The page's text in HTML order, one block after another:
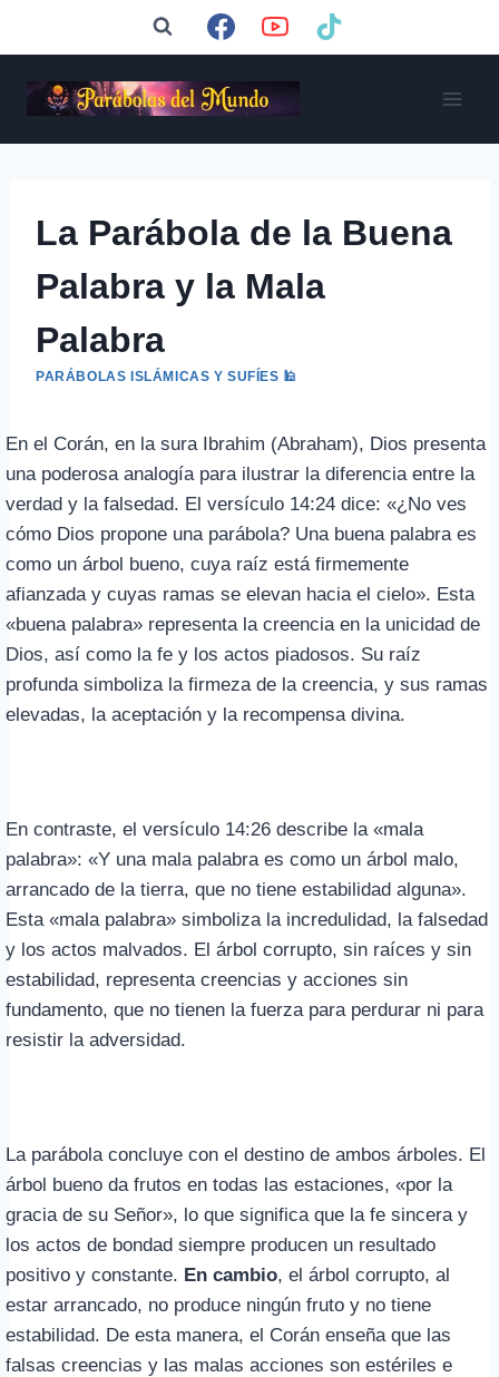
La Parábola de la Buena
Palabra y la Mala
Palabra
PARÁBOLAS ISLÁMICAS Y SUFÍES 🕌
En el Corán, en la sura Ibrahim (Abraham), Dios presenta
una poderosa analogía para ilustrar la diferencia entre la
verdad y la falsedad. El versículo 14:24 dice: «¿No ves
cómo Dios propone una parábola? Una buena palabra es
como un árbol bueno, cuya raíz está firmemente
afianzada y cuyas ramas se elevan hacia el cielo». Esta
«buena palabra» representa la creencia en la unicidad de
Dios, así como la fe y los actos piadosos. Su raíz
profunda simboliza la firmeza de la creencia, y sus ramas
elevadas, la aceptación y la recompensa divina.
En contraste, el versículo 14:26 describe la «mala
palabra»: «Y una mala palabra es como un árbol malo,
arrancado de la tierra, que no tiene estabilidad alguna».
Esta «mala palabra» simboliza la incredulidad, la falsedad
y los actos malvados. El árbol corrupto, sin raíces y sin
estabilidad, representa creencias y acciones sin
fundamento, que no tienen la fuerza para perdurar ni para
resistir la adversidad.
La parábola concluye con el destino de ambos árboles. El
árbol bueno da frutos en todas las estaciones, «por la
gracia de su Señor», lo que significa que la fe sincera y
los actos de bondad siempre producen un resultado
positivo y constante. En cambio, el árbol corrupto, al
estar arrancado, no produce ningún fruto y no tiene
estabilidad. De esta manera, el Corán enseña que las
falsas creencias y las malas acciones son estériles e